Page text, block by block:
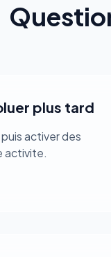
plus tard
activer des
activite.